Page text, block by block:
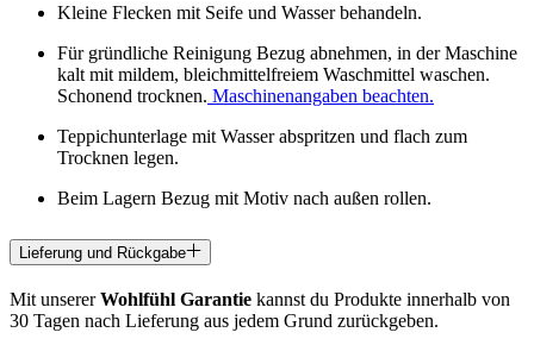
Kleine Flecken mit Seife und Wasser behandeln.
Für gründliche Reinigung Bezug abnehmen, in der Maschine
kalt mit mildem, bleichmittelfreiem Waschmittel waschen.
Schonend trocknen. Maschinenangaben beachten.
Teppichunterlage mit Wasser abspritzen und flach zum
Trocknen legen.
Beim Lagern Bezug mit Motiv nach außen rollen.
Lieferung und Rückgabe
Mit unsererWohlfühl Garantie kannst du Produkte innerhalb von
30 Tagen nach Lieferung aus jedem Grund zurückgeben.